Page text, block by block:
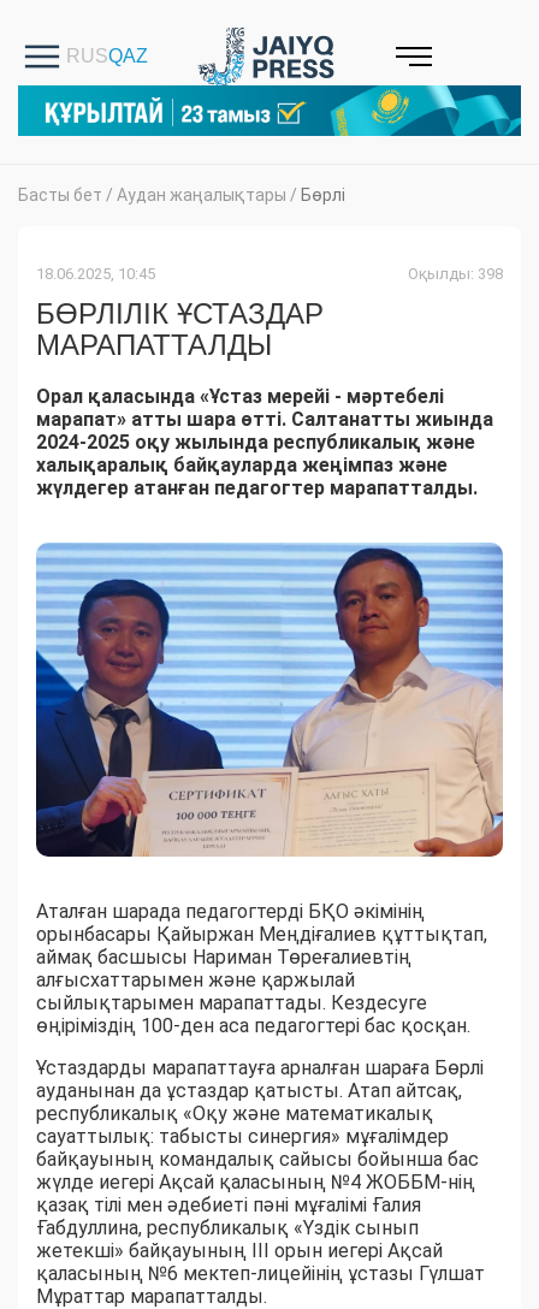
Басты бет / Аудан жаңалықтары / Бөрлі
18.06.2025, 10:45 Оқылды: 398
БӨРЛІЛІК ҰСТАЗДАР
МАРАПАТТАЛДЫ
Орал қаласында «Ұстаз мерейі - мәртебелі
марапат» атты шара өтті. Салтанатты жиында
2024-2025 оқу жылында республикалық және
халықаралық байқауларда жеңімпаз және
жүлдегер атанған педагогтер марапатталды.
Аталған шарада педагогтерді БҚО әкімінің
орынбасары Қайыржан Меңдіғалиев құттықтап,
аймақ басшысы Нариман Төреғалиевтің
алғысхаттарымен және қаржылай
сыйлықтарымен марапаттады. Кездесуге
өңіріміздің 100-ден аса педагогтері бас қосқан.
Ұстаздарды марапаттауға арналған шараға Бөрлі
ауданынан да ұстаздар қатысты. Атап айтсақ,
республикалық «Оқу және математикалық
сауаттылық: табысты синергия» мұғалімдер
байқауының командалық сайысы бойынша бас
жүлде иегері Ақсай қаласының №4 ЖОББМ-нің
қазақ тілі мен әдебиеті пәні мұғалімі Ғалия
Ғабдуллина, республикалық «Үздік сынып
жетекші» байқауының ІІІ орын иегері Ақсай
қаласының №6 мектеп-лицейінің ұстазы Гүлшат
Мұраттар марапатталды.